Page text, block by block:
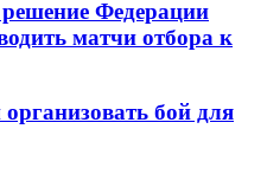
Федерации
матчи отбора к
бой для